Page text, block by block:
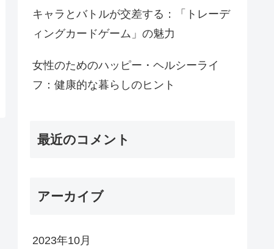
キャラとバトルが交差する：「トレーデ
ィングカードゲーム」の魅力
女性のためのハッピー・ヘルシーライ
フ：健康的な暮らしのヒント
最近のコメント
アーカイブ
2023年10月